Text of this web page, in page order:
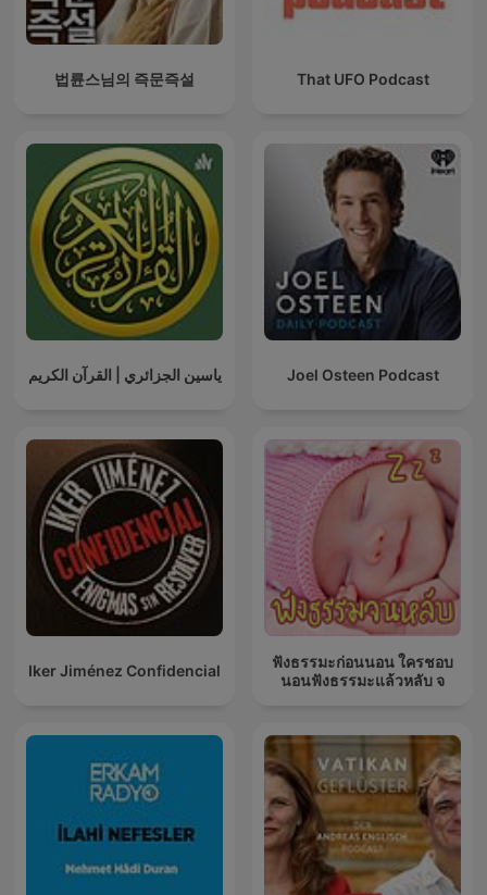
법륜스님의 즉문즉설 That UFO Podcast
ياسين الجزائري | القرآن الكريم Joel Osteen Podcast
Iker Jiménez Confidencial
ฟังธรรมะก่อนนอน ใครชอบ
นอนฟังธรรมะแล้วหลับ จ